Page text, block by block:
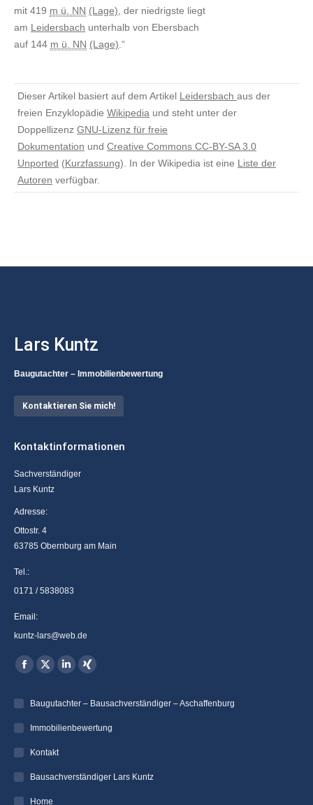
mit 419 m ü. NN (Lage) , der niedrigste liegt
am Leidersbach unterhalb von Ebersbach
auf 144 m ü. NN (Lage) .“
Dieser Artikel basiert auf dem Artikel Leidersbach aus der
freien Enzyklopädie Wikipedia und steht unter der
Doppellizenz GNU-Lizenz für freie
Dokumentation und Creative Commons CC-BY-SA 3.0
Unported (Kurzfassung). In der Wikipedia ist eine Liste der
Autoren verfügbar.
Lars Kuntz
Baugutachter – Immobilienbewertung
Kontaktieren Sie mich!
Kontaktinformationen
Sachverständiger
Lars Kuntz
Adresse:
Ottostr. 4
63785 Obernburg am Main
Tel.:
0171 / 5838083
Email:
kuntz-lars@web.de
Finden Sie uns auf:
Facebook
opens
in
X
opens
in
Linkedin
opens
in
XING
opens
in
Baugutachter – Bausachverständiger – Aschaffenburg
Immobilienbewertung
Kontakt
Bausachverständiger Lars Kuntz
Home